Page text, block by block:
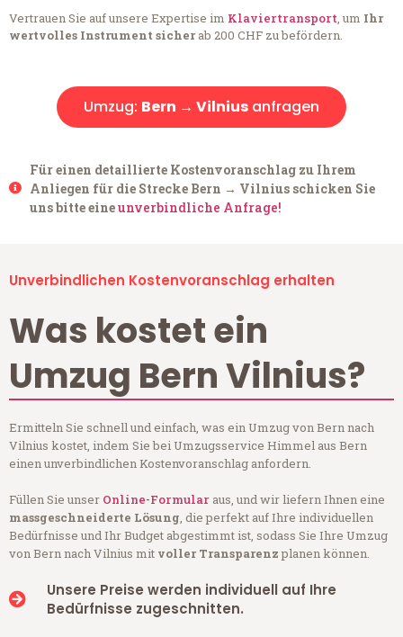
Vertrauen Sie auf unsere Expertise im Klaviertransport, um Ihr
wertvolles Instrument sicherab 200 CHF zu befördern.
Umzug: Bern → Vilnius anfragen
Für einen detaillierte Kostenvoranschlag zu Ihrem
Anliegen für die Strecke Bern → Vilnius schicken Sie
uns bitte eineunverbindliche Anfrage!
Unverbindlichen Kostenvoranschlag erhalten
Was kostet ein
Umzug Bern Vilnius?
Ermitteln Sie schnell und einfach, was ein Umzug von Bern nach
Vilnius kostet, indem Sie bei Umzugsservice Himmel aus Bern
einen unverbindlichen Kostenvoranschlag anfordern.
Füllen Sie unser Online-Formular aus, und wir liefern Ihnen eine
massgeschneiderte Lösung, die perfekt auf Ihre individuellen
Bedürfnisse und Ihr Budget abgestimmt ist, sodass Sie Ihre Umzug
von Bern nach Vilnius mit voller Transparenzplanen können.
Unsere Preise werden individuell auf Ihre
Bedürfnisse zugeschnitten.